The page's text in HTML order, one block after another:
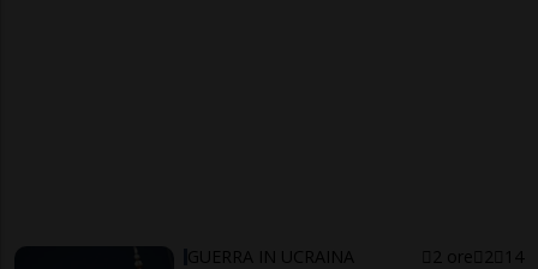
GUERRA IN UCRAINA 2 ore 2 14